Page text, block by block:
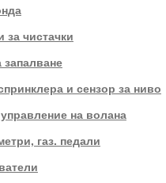
за чистачки
и сензор за ниво
на волана
газ. педали